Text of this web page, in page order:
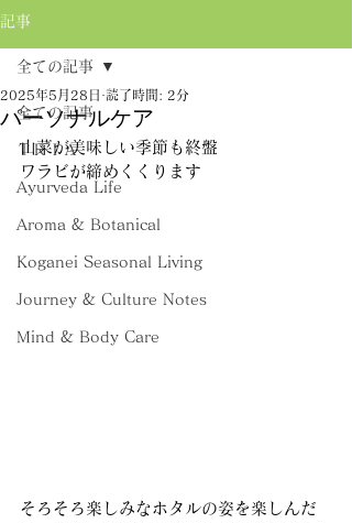
記事
全ての記事
ＴＲＩＡ
Ayurveda Life
Aroma & Botanical
Koganei Seasonal Living
Journey & Culture Notes
Mind & Body Care
全ての記事
パーソナルケア
2025年5月28日 読了時間: 2分
山菜が美味しい季節も終盤
ワラビが締めくくります
そろそろ楽しみなホタルの姿を楽しんだ